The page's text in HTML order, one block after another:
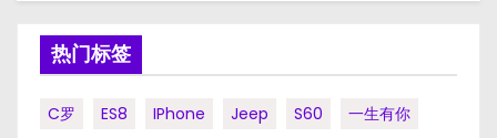
热门标签
C罗 ES8 IPhone Jeep S60
一生有你